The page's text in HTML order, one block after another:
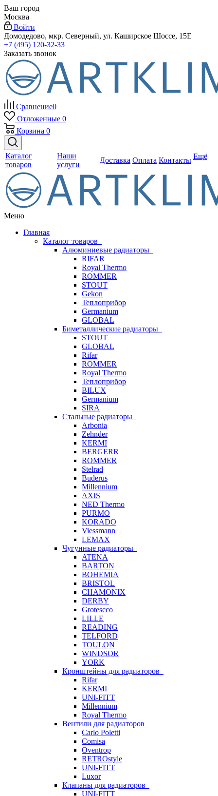
Ваш город
Москва
Войти
Домодедово, мкр. Северный, ул. Каширское Шоссе, 15Е
+7 (495) 120-32-33
Заказать звонок
Сравнение0
Отложенные 0
Корзина 0
Каталог
товаров
Наши
услуги
Доставка Оплата Контакты Ещё
Меню
Главная
Каталог товаров
Алюминиевые радиаторы
RIFAR
Royal Thermo
ROMMER
STOUT
Gekon
Теплоприбор
Germanium
GLOBAL
Биметаллические радиаторы
STOUT
GLOBAL
Rifar
ROMMER
Royal Thermo
Теплоприбор
BILUX
Germanium
SIRA
Стальные радиаторы
Arbonia
Zehnder
KERMI
BERGERR
ROMMER
Stelrad
Buderus
Millennium
AXIS
NED Thermo
PURMO
KORADO
Viessmann
LEMAX
Чугунные радиаторы
ATENA
BARTON
BOHEMIA
BRISTOL
CHAMONIX
DERBY
Grotescco
LILLE
READING
TELFORD
TOULON
WINDSOR
YORK
Кронштейны для радиаторов
Rifar
KERMI
UNI-FITT
Millennium
Royal Thermo
Вентили для радиаторов
Carlo Poletti
Comisa
Oventrop
RETROstyle
UNI-FITT
Luxor
Клапаны для радиаторов
UNI-FITT